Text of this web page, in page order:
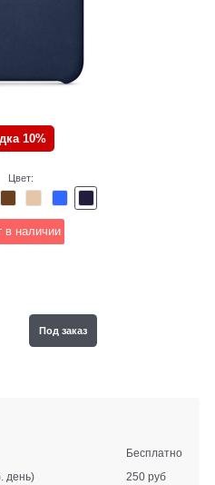
10%
Цвет:
в наличии
Под заказ
Бесплатно
день)
250 руб